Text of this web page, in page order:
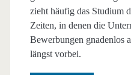
zieht häufig das Studium
Zeiten, in denen die
Bewerbungen gnadenlos
längst vorbei.